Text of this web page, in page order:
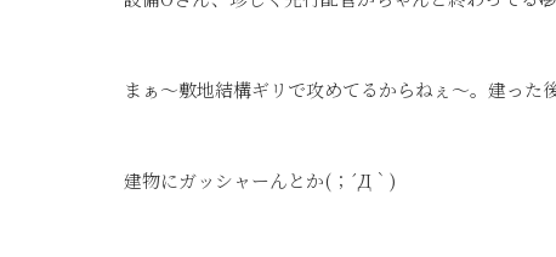
まぁ～敷地結構ギリで攻めてるからねぇ～。建った
建物にガッシャーんとか(；´Д｀)